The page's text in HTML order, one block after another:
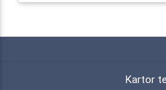
Kartor